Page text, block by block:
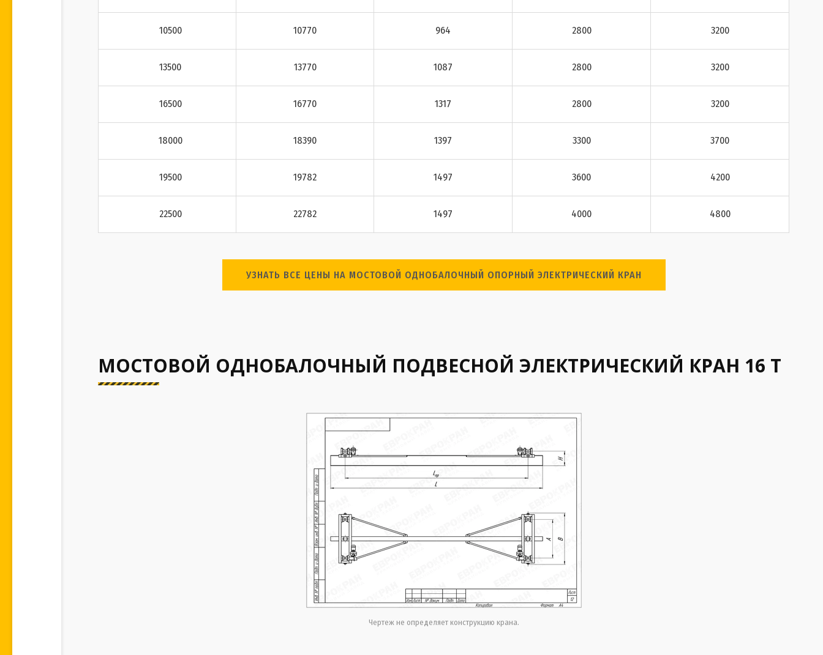
10500 10770 964 2800 3200
13500 13770 1087 2800 3200
16500 16770 1317 2800 3200
18000 18390 1397 3300 3700
19500 19782 1497 3600 4200
22500 22782 1497 4000 4800
УЗНАТЬ ВСЕ ЦЕНЫ НА МОСТОВОЙ ОДНОБАЛОЧНЫЙ ОПОРНЫЙ ЭЛЕКТРИЧЕСКИЙ КРАН
МОСТОВОЙ ОДНОБАЛОЧНЫЙ ПОДВЕСНОЙ ЭЛЕКТРИЧЕСКИЙ КРАН 16 Т
Чертеж не определяет конструкцию крана.